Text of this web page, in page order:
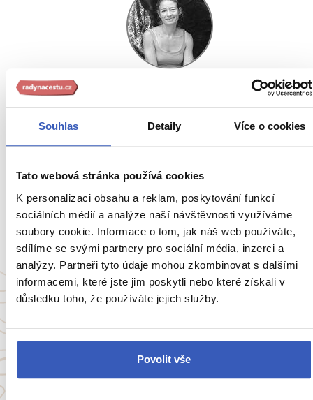
Souhlas Detaily Více o cookies
Tato webová stránka používá cookies
K personalizaci obsahu a reklam, poskytování funkcí
sociálních médií a analýze naší návštěvnosti využíváme
soubory cookie. Informace o tom, jak náš web používáte,
sdílíme se svými partnery pro sociální média, inzerci a
analýzy. Partneři tyto údaje mohou zkombinovat s dalšími
informacemi, které jste jim poskytli nebo které získali v
důsledku toho, že používáte jejich služby.
Povolit vše
Šárka Koenigová
5 zájezdů
Ukaž všech 78 průvodců
Oblíbené cíle